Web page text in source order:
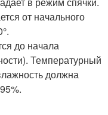
от начального
до начала
Температурный
должна